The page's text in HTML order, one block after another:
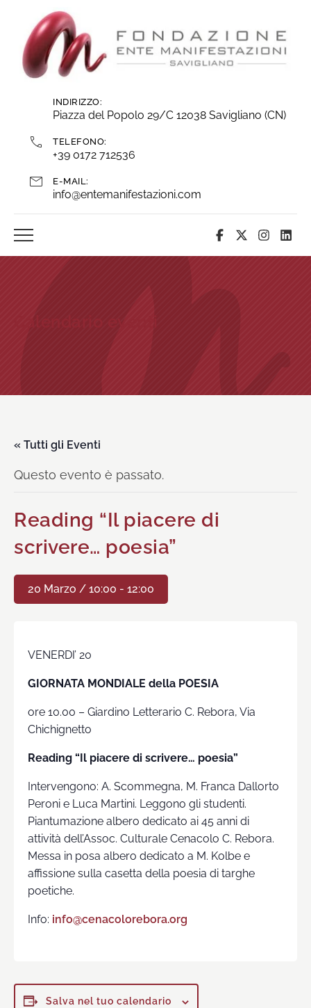
contenuti
INDIRIZZO:
Piazza del Popolo 29/C 12038 Savigliano (CN)
TELEFONO:
+39 0172 712536
E-MAIL:
info@entemanifestazioni.com
« Tutti gli Eventi
Questo evento è passato.
Reading “Il piacere di
scrivere… poesia”
20 Marzo / 10:00 - 12:00
VENERDI’ 20
GIORNATA MONDIALE della POESIA
ore 10.00 – Giardino Letterario C. Rebora, Via
Chichignetto
Reading “Il piacere di scrivere… poesia”
Intervengono: A. Scommegna, M. Franca Dallorto
Peroni e Luca Martini. Leggono gli studenti.
Piantumazione albero dedicato ai 45 anni di
attività dell’Assoc. Culturale Cenacolo C. Rebora.
Messa in posa albero dedicato a M. Kolbe e
affissione sulla casetta della poesia di targhe
poetiche.
Info: info@cenacolorebora.org
Salva nel tuo calendario